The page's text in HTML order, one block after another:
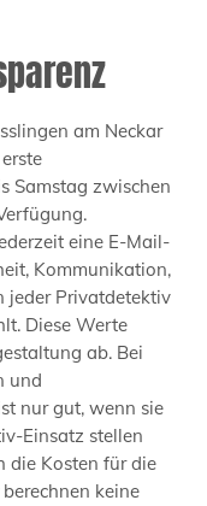
am Neckar
Samstag zwischen
eine E-Mail-
Kommunikation,
jeder Privatdetektiv
Diese Werte
ab. Bei
und
nur gut, wenn sie
Einsatz stellen
die Kosten für die
keine